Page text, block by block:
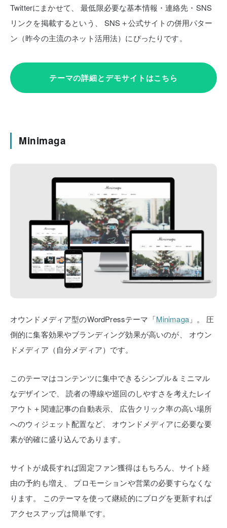
Twitterにまかせて、
最低限必要な基本情報・連絡先・SNS
リンクを掲載するという、
SNS＋公式サイトの併用パター
ン（昨今の主流のネット活用法）にぴったりです。
テーマの詳細とデモサイトはこちら
Minimaga
オウンドメディア型のWordPressテーマ「Minimaga」。
圧
倒的に集客効果やブランディング効果が高いのが、
オウン
ドメディア（自分メディア）です。
このテーマはコンテンツに集中できるシンプル＆ミニマル
なデザインで、
読者の導線や巡回のしやすさを考えたレイ
アウト＋関連記事の自動表示、
広告クリック率の高い場所
へのウィジェット配置など、
オウンドメディアに必要な要
素が的確に盛り込んであります。
サイトが成長すれば固定ファン獲得はもちろん、サイト経
由の予約も増え、
プロモーションや営業の必要すらなくな
ります。
このテーマを使って継続的にブログを更新すれば
アクセスアップは簡単です。